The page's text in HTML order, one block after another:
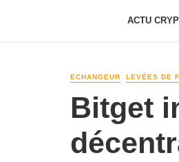
ACTU
ECHANGEUR LEVÉES DE
Bitget